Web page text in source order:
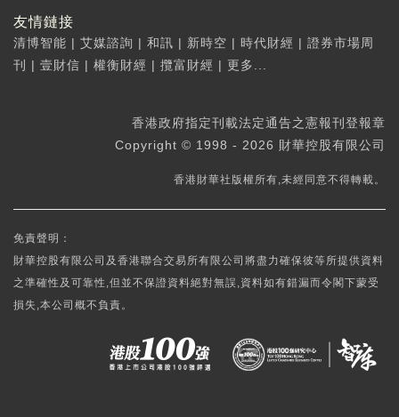
友情鏈接
清博智能 | 艾媒諮詢 | 和訊 | 新時空 | 時代財經 | 證券市場周
刊
| 壹財信 | 權衡財經 | 攬富財經 | 更多...
香港政府指定刊載法定通告之憲報刊登報章
Copyright © 1998 - 2026 財華控股有限公司
香港財華社版權所有,未經同意不得轉載。
免責聲明：
財華控股有限公司及香港聯合交易所有限公司將盡力確保彼等所提供資料
之準確性及可靠性,但並不保證資料絕對無誤,資料如有錯漏而令閣下蒙受
損失,本公司概不負責。